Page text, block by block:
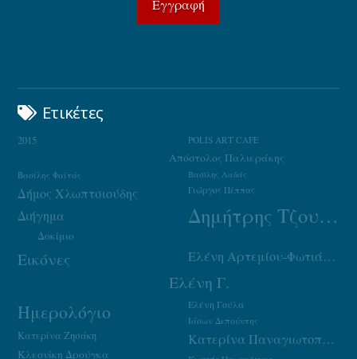
Ετικέτες
2015 POLIS ART CAFE
Απόστολος Παλιεράκης
Βασίλης Λαδάς
Βασίλης Φαϊτάς
Γιώργος Πέππας
Δήμος Χλωπτσιούδης
Δημήτρης Τζουμάκας
Διήγημα
Δοκίμιο
Εικόνες Ελένη Αρτεμίου-Φωτιάδου
Ελένη Γ.
Ελένη Γούλα
Ημερολόγιο Ιάσων Δεπούντης
Κατερίνα Ζησάκη Κατερίνα Παναγιωτοπούλου
Κλεονίκη Δρούγκα